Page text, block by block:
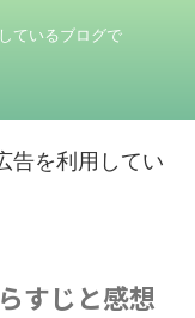
ているブログで
告を利用してい
すじと感想